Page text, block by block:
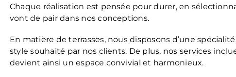
Chaque réalisation est pensée pour durer, en
vont de pair dans nos conceptions.
En matière de terrasses, nous disposons d’une
style souhaité par nos clients. De plus, nos services
devient ainsi un espace convivial et harmonieux.